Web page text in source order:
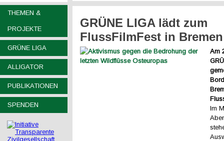
THEMEN &
PROJEKTE
GRÜNE LIGA
ALLIGATOR
PUBLIKATIONEN
SPENDEN
GRÜNE LIGA lädt zum
FlussFilmFest in
Am
Im